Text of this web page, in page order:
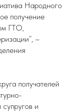
Народного
получение
ГТО,
–
получателей
и